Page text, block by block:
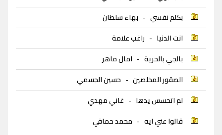
بكلم نفسي - بهاء سلطان
انت الدنيا - راغب علامة
بالجي بالحرية - امال ماهر
الصقور المخلصين - حسين الجسمي
لم اتحسس يدها - غاني مهدي
قالوا عني ايه - محمد حماقي